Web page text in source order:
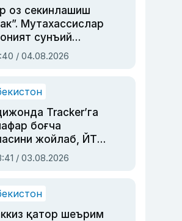
оз секинлашиш
Мутахассислар
сунъий
бошқара
қолишидан
/ 04.08.2026
Tracker’га
боғча
жойлаб, ЙТҲ
этган аёлга суд
ўқилди
/ 03.08.2026
қатор шеърим